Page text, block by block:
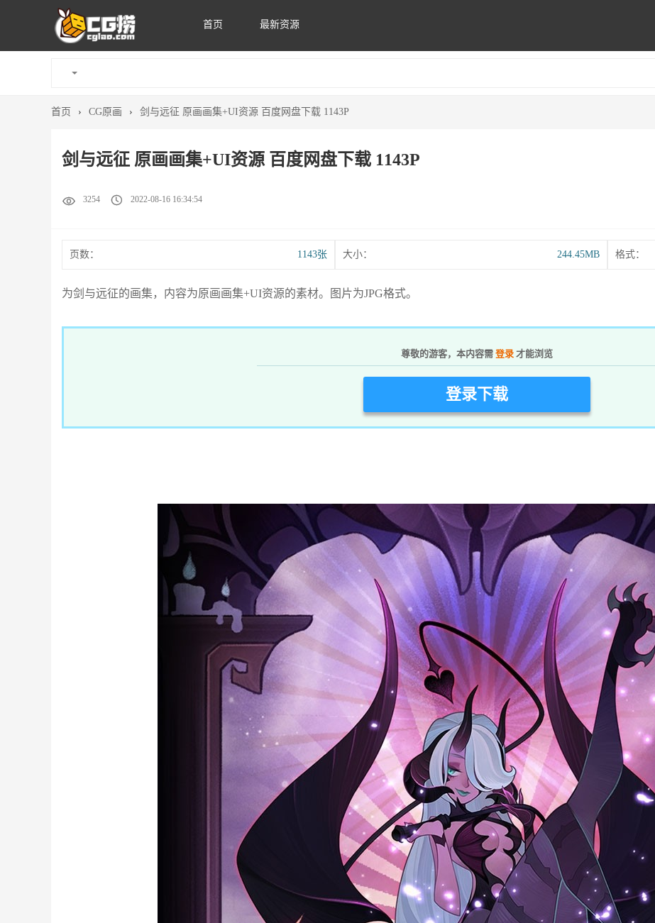
首页 最新资源
首页 › CG原画 › 剑与远征 原画画集+UI资源 百度网盘下载 1143P
剑与远征 原画画集+UI资源 百度网盘下载 1143P
3254 2022-08-16 16:34:54
页数： 1143张 大小： 244.45MB 格式：
为剑与远征的画集，内容为原画画集+UI资源的素材。图片为JPG格式。
尊敬的游客，本内容需 登录 才能浏览
登录下载